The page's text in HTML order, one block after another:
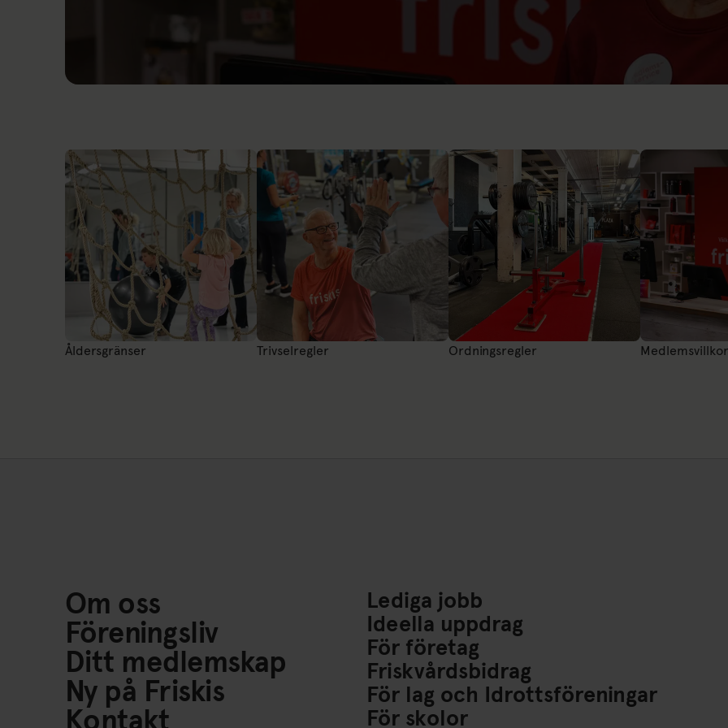
Åldersgränser Trivselregler Ordningsregler Medlemsvillkor
Om oss
Föreningsliv
Ditt medlemskap
Ny på Friskis
Kontakt
Lediga jobb
Ideella uppdrag
För företag
Friskvårdsbidrag
För lag och Idrottsföreningar
För skolor